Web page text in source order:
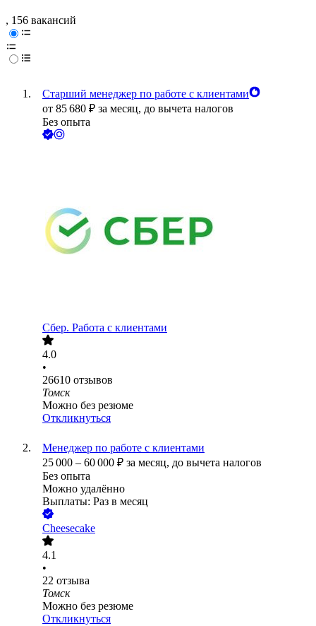
, 156 вакансий
Старший менеджер по работе с клиентами
от 85 680 ₽ за месяц, до вычета налогов
Без опыта
Сбер. Работа с клиентами
4.0
•
26610 отзывов
Томск
Можно без резюме
Откликнуться
Менеджер по работе с клиентами
25 000 – 60 000 ₽ за месяц, до вычета налогов
Без опыта
Можно удалённо
Выплаты: Раз в месяц
Cheesecake
4.1
•
22 отзыва
Томск
Можно без резюме
Откликнуться